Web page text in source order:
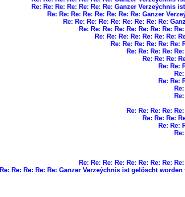
Re: Re: Re: Re: Re: Re: Re: Ganzer Verzeýchnis
Re: Re: Re: Re: Re: Re: Re: Re: Ganzer
Re: Re: Re: Re: Re: Re: Re: Re: Re:
Re: Re: Re: Re: Re: Re: Re: Re:
Re: Re: Re: Re: Re: Re: Re:
Re: Re: Re: Re: Re:
Re: Re: Re: Re:
Re: Re: Re:
Re: Re:
Re: Re:
Re: Re: Re: Re:
Re: Re: Re:
Re: Re:
Re: Re: Re: Re: Re: Re: Re: Re:
Re: Re: Re: Re: Re: Ganzer Verzeýchnis ist gelöscht worden